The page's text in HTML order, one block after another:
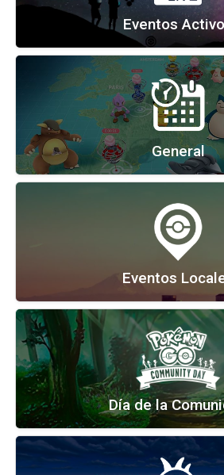
Eventos
General
Eventos
Día de la